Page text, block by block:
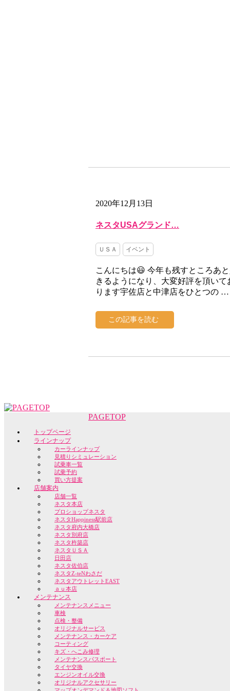
2020年12月13日
ネスタUSAグランド…
ＵＳＡ イベント
こんにちは😃 今年も残すところあ
きるようになり、大変好評を頂い
ります宇佐店と中津店をひとつの …
この記事を読む
PAGETOP
トップページ
ラインナップ
カーラインナップ
見積りシミュレーション
試乗車一覧
試乗予約
買い方提案
店舗案内
店舗一覧
ネスタ本店
プロショップネスタ
ネスタHappiness駅前店
ネスタ府内大橋店
ネスタ別府店
ネスタ杵築店
ネスタＵＳＡ
日田店
ネスタ佐伯店
ネスタZ-teNわさだ
ネスタアウトレットEAST
ａｕ本店
メンテナンス
メンテナンスメニュー
車検
点検・整備
オリジナルサービス
メンテナンス・カーケア
コーティング
キズ・へこみ修理
メンテナンスパスポート
タイヤ交換
エンジンオイル交換
オリジナルアクセサリー